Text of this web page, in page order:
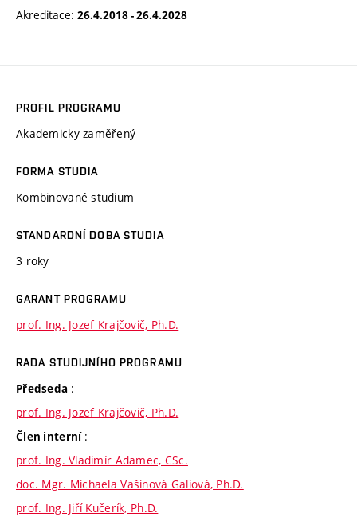
Akreditace: 26.4.2018 - 26.4.2028
PROFIL PROGRAMU
Akademicky zaměřený
FORMA STUDIA
Kombinované studium
STANDARDNÍ DOBA STUDIA
3 roky
GARANT PROGRAMU
prof. Ing. Jozef Krajčovič, Ph.D.
RADA STUDIJNÍHO PROGRAMU
Předseda :
prof. Ing. Jozef Krajčovič, Ph.D.
Člen interní :
prof. Ing. Vladimír Adamec, CSc.
doc. Mgr. Michaela Vašinová Galiová, Ph.D.
prof. Ing. Jiří Kučerík, Ph.D.